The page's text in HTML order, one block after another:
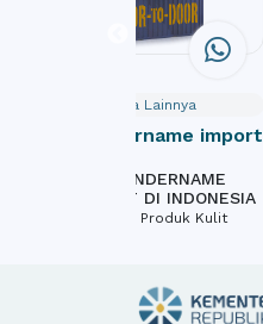
Jasa Lainnya
Jasa undername import
JASA UNDERNAME
IMPORT DI INDONESIA
Tekstil & Produk Kulit